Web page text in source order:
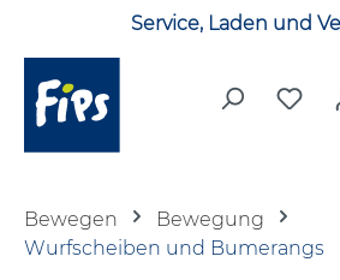
Zum Hauptinhalt springen
Service, Laden und
Du
Bewegen
Bewegung
Wurfscheiben und Bumerangs